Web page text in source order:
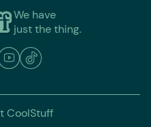
We have
just the thing.
CoolStuff